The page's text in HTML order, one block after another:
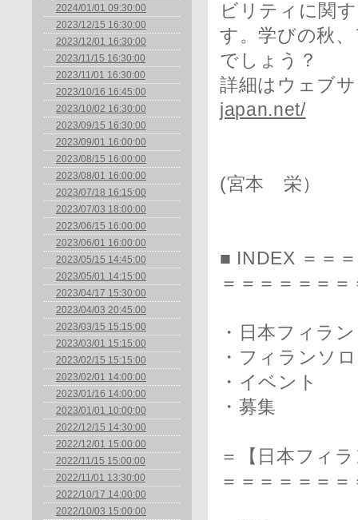
2024/01/01 09:30:00
2023/12/15 16:30:00
2023/12/01 16:30:00
2023/11/15 16:30:00
2023/11/01 16:30:00
2023/10/16 16:45:00
2023/10/02 16:30:00
2023/09/15 16:30:00
2023/09/01 16:00:00
2023/08/15 16:00:00
2023/08/01 16:00:00
2023/07/18 16:15:00
2023/07/03 18:00:00
2023/06/15 16:00:00
2023/06/01 16:00:00
2023/05/15 14:45:00
2023/05/01 14:15:00
2023/04/17 15:30:00
2023/04/03 20:45:00
2023/03/15 15:15:00
2023/03/01 15:15:00
2023/02/15 15:15:00
2023/02/01 14:00:00
2023/01/16 14:00:00
2023/01/01 10:00:00
2022/12/15 14:30:00
2022/12/01 15:00:00
2022/11/15 15:00:00
2022/11/01 13:30:00
2022/10/17 14:00:00
2022/10/03 15:00:00
ビリティに関
す。学びの秋
でしょう？
詳細はウェブ
japan.net/
(宮本 栄）
■ INDEX ＝＝
＝＝＝＝＝＝＝
・日本フィラ
・フィランソ
・イベント
・募集
＝【日本フィ
＝＝＝＝＝＝